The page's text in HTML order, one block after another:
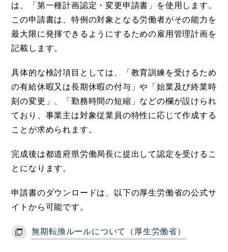
は、「第一種計画認定・変更申請書」を使用します。
この申請書は、特例の対象となる労働者がその能力を
最大限に発揮できるようにするための雇用管理計画を
記載します。
具体的な検討項目としては、「教育訓練を受けるため
の有給休暇又は長期休暇の付与」や「始業及び終業時
刻の変更」、「勤務時間の短縮」などの欄が設けられ
ており、事業主は対象従業員の特性に応じて作成する
ことが求められます。
完成後は都道府県労働局長に提出して認定を受けるこ
とになります。
申請書のダウンロードは、以下の厚生労働省の公式サ
イトから可能です。
無期転換ルールについて（厚生労働省）